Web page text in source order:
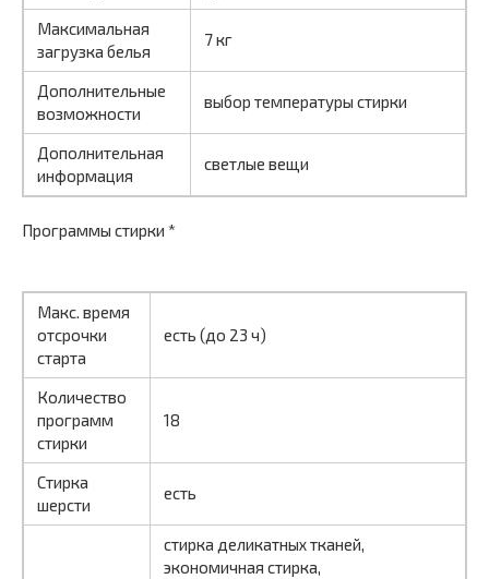
Максимальная
загрузка белья
7 кг
Дополнительные
возможности
выбор температуры стирки
Дополнительная
информация
светлые вещи
Программы стирки *
Макс. время
отсрочки
старта
есть (до 23 ч)
Количество
программ
стирки
18
Стирка
шерсти
есть
стирка деликатных тканей,
экономичная стирка,